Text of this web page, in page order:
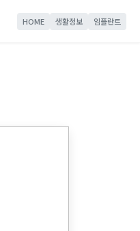
HOME 생활정보 임플란트